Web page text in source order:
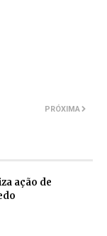
PRÓXIMA
ação de